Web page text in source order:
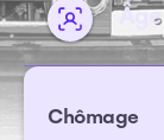
Chômage